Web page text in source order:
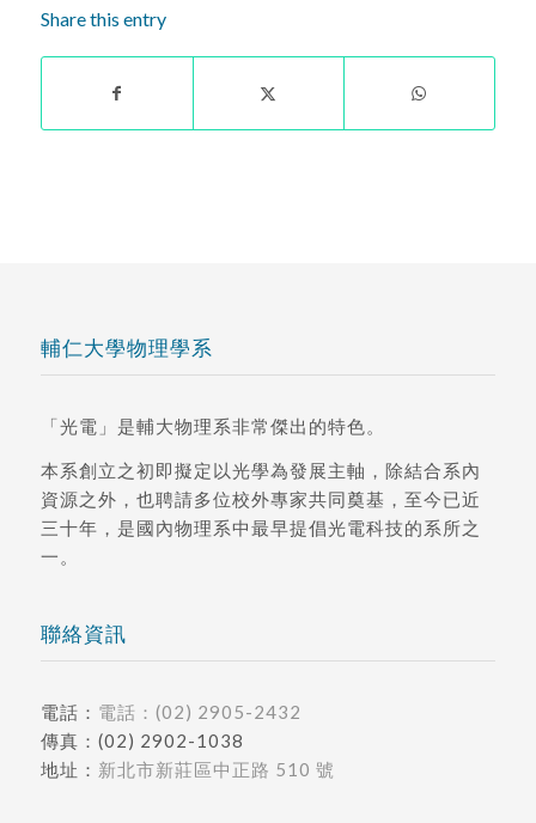
Share this entry
輔仁大學物理學系
「光電」是輔大物理系非常傑出的特色。
本系創立之初即擬定以光學為發展主軸，除結合系內
資源之外，也聘請多位校外專家共同奠基，至今已近
三十年，是國內物理系中最早提倡光電科技的系所之
一。
聯絡資訊
電話： 電話：(02) 2905-2432
傳真：(02) 2902-1038
地址： 新北市新莊區中正路 510 號